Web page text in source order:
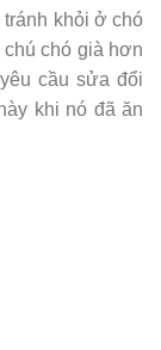
khỏi ở chó
chó già hơn
cầu sửa đổi
khi nó đã ăn